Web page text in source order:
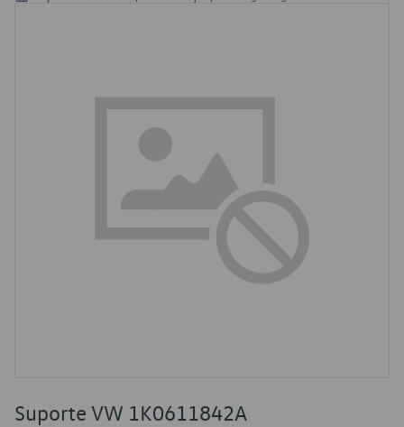
Suporte VW 1K0611842A